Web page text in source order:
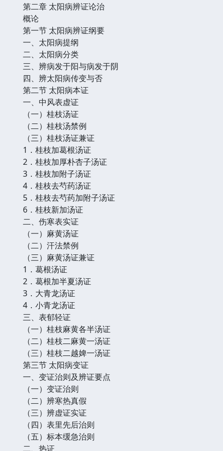
第二章 太阳病辨证论治
概论
第一节 太阳病辨证纲要
一、太阳病提纲
二、太阳病分类
三、辨病发于阳与病发于阴
四、辨太阳病传变与否
第二节 太阳病本证
一、中风表虚证
（一）桂枝汤证
（二）桂枝汤禁例
（三）桂枝汤证兼证
1．桂枝加葛根汤证
2．桂枝加厚朴杏子汤证
3．桂枝加附子汤证
4．桂枝去芍药汤证
5．桂枝去芍药加附子汤证
6．桂枝新加汤证
二、伤寒表实证
（一）麻黄汤证
（二）汗法禁例
（三）麻黄汤证兼证
1．葛根汤证
2．葛根加半夏汤证
3．大青龙汤证
4．小青龙汤证
三、表郁轻证
（一）桂枝麻黄各半汤证
（二）桂枝二麻黄一汤证
（三）桂枝二越婢一汤证
第三节 太阳病变证
一、变证治则及辨证要点
（一）变证治则
（二）辨寒热真假
（三）辨虚证实证
（四）表里先后治则
（五）标本缓急治则
二、热证